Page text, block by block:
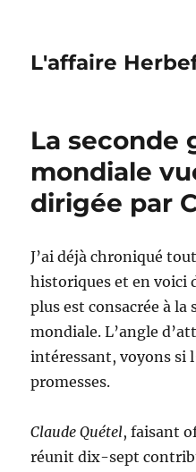
L'affaire
La seconde
mondiale
dirigée par
J’ai déjà chroniqué
historiques et en voici
plus est consacrée à la
mondiale. L’angle
intéressant, voyons si
promesses.
Claude Quétel, faisant
réunit dix-sept